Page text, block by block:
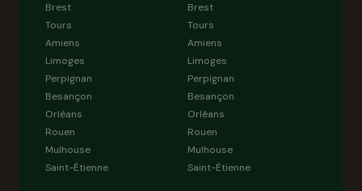
Brest
Tours
Amiens
Limoges
Perpignan
Besançon
Orléans
Rouen
Mulhouse
Saint-Étienne
Brest
Tours
Amiens
Limoges
Perpignan
Besançon
Orléans
Rouen
Mulhouse
Saint-Étienne